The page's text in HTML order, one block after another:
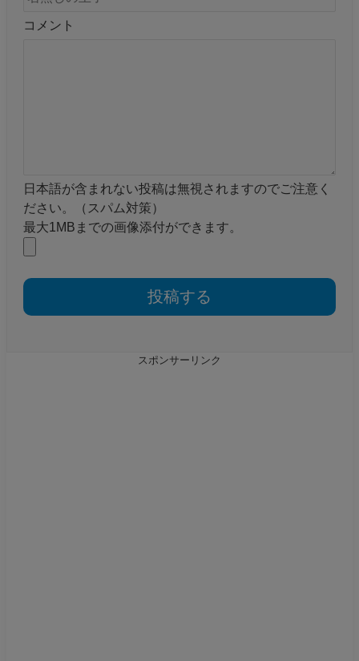
コメント
最大1MBまでの画像添付ができます。
日本語が含まれない投稿は無視されますのでご注意く
ださい。（スパム対策）
スポンサーリンク